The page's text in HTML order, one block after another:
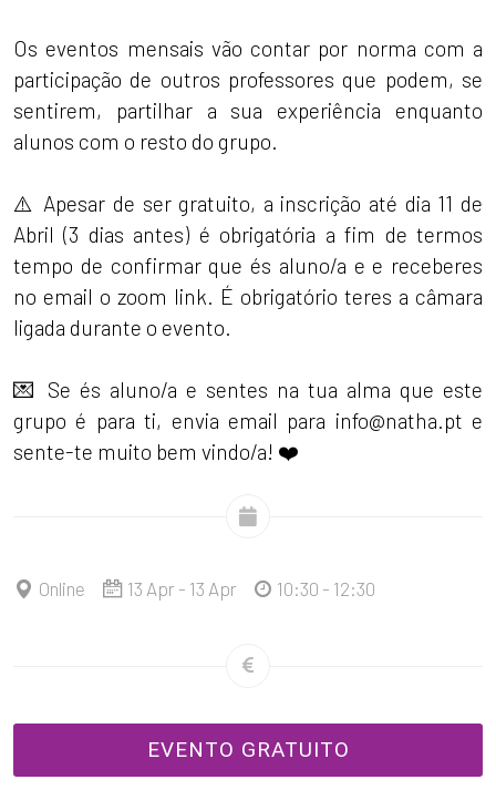
Os eventos mensais vão contar por norma com a
participação de outros professores que podem, se
sentirem, partilhar a sua experiência enquanto
alunos com o resto do grupo.
⚠️ Apesar de ser gratuito, a inscrição até dia 11 de
Abril (3 dias antes) é obrigatória a fim de termos
tempo de confirmar que és aluno/a e e receberes
no email o zoom link. É obrigatório teres a câmara
ligada durante o evento.
💌 Se és aluno/a e sentes na tua alma que este
grupo é para ti, envia email para info@natha.pt e
sente-te muito bem vindo/a! ❤️
Online 13 Apr - 13 Apr 10:30 - 12:30
EVENTO GRATUITO